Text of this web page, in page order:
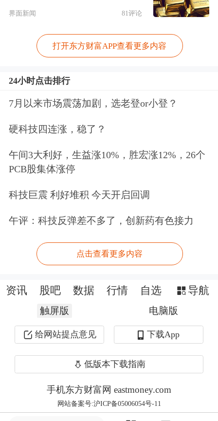
界面新闻 81评论
打开东方财富APP查看更多内容
24小时点击排行
7月以来市场震荡加剧，选老登or小登？
硬科技四连涨，稳了？
午间3大利好，生益涨10%，胜宏涨12%，26个
PCB股集体涨停
科技巨震 利好堆积 今天开启回调
午评：科技反弹差不多了，创新药有色接力
点击查看更多内容
资讯 股吧 数据 行情 自选 导航
触屏版 电脑版
给网站提点意见 下载App
低版本下载指南
手机东方财富网 eastmoney.com
网站备案号:沪ICP备05006054号-11